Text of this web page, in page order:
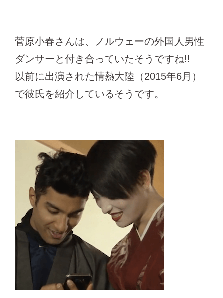
菅原小春さんは、ノルウェーの外国人男性
ダンサーと付き合っていたそうですね!!
以前に出演された情熱大陸（2015年6月）
で彼氏を紹介しているそうです。